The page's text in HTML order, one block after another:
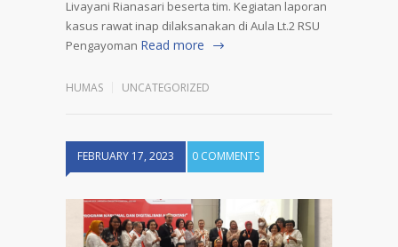
Livayani Rianasari beserta tim. Kegiatan laporan
kasus rawat inap dilaksanakan di Aula Lt.2 RSU
Pengayoman Read more
HUMAS UNCATEGORIZED
FEBRUARY 17, 2023 0 COMMENTS